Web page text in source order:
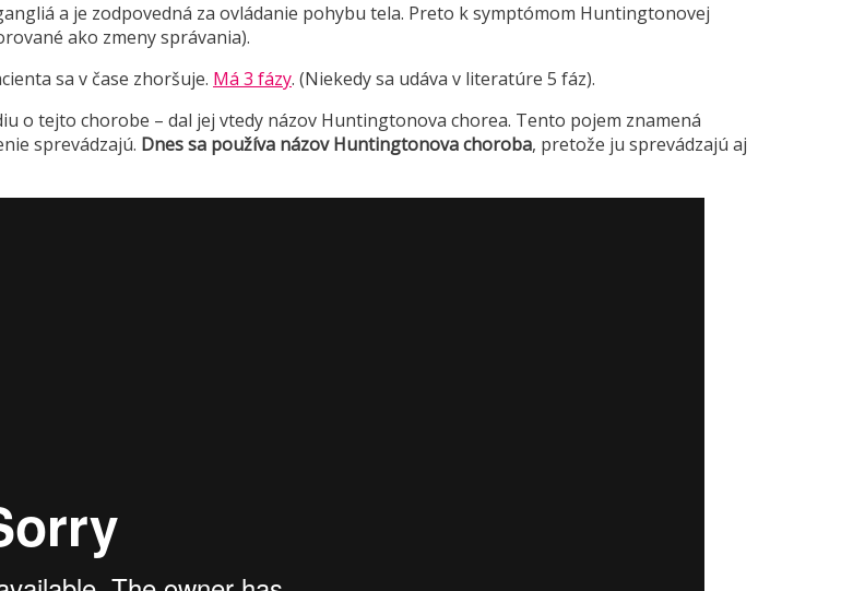
a je zodpovedná za ovládanie pohybu tela. Preto k symptómom Huntingtonovej
ako zmeny správania).
sa v čase zhoršuje. Má 3 fázy. (Niekedy sa udáva v literatúre 5 fáz).
o tejto chorobe – dal jej vtedy názov Huntingtonova chorea. Tento pojem znamená
sprevádzajú. Dnes sa používa názov Huntingtonova choroba, pretože ju sprevádzajú aj